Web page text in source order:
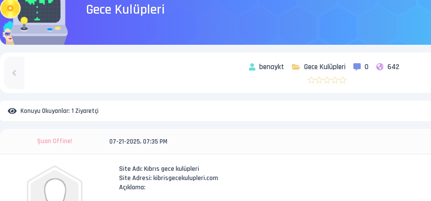
Gece Kulüpleri
benaykt Gece Kulüpleri 0 642
Konuyu Okuyanlar: 1 Ziyaretçi
Şuan Offine! 07-21-2025, 07:35 PM
Site Adı: Kıbrıs gece kulüpleri
Site Adresi: kibrisgecekulupleri.com
Açıklama: